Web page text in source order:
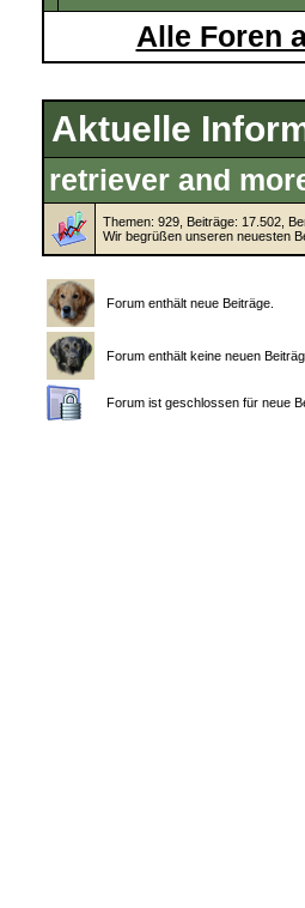
Alle Foren
Aktuelle
retriever and
Themen: 929, Beiträge: 17.502,
Wir begrüßen unseren neuesten
Forum enthält neue Beiträge.
Forum enthält keine neuen
Forum ist geschlossen für neue